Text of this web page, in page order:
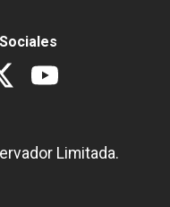
Limitada.